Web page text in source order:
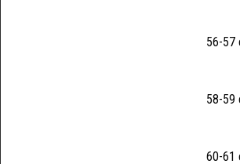
56-57
58-59
60-61